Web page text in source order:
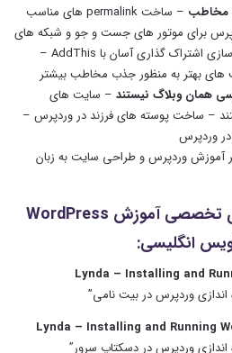
مخاطب
– ساخت permalink های مناسب
برای موتور های جست و جو و شبکه های
اجتماعی و اشتراک فایل … – فعال سازی اشتراک گذاری آسان با AddThis –
های بهتر به منظور جذب مخاطب بیشتر
همان وبلاگ نیستند – سایت های
– ساخت پوسته های فرزند در وردپرس –
آموزش وردپرس و طراحی سایت به زبان
همراه با بهترین دوره های تخصصی آموزش WordPress
انگلیسی: